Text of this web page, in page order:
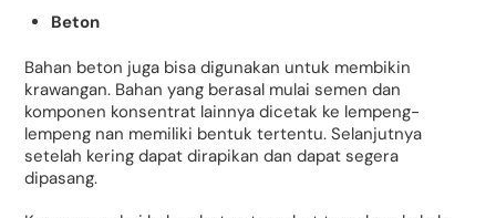
Beton
Bahan beton juga bisa digunakan untuk membikin
krawangan. Bahan yang berasal mulai semen dan
komponen konsentrat lainnya dicetak ke lempeng-
lempeng nan memiliki bentuk tertentu. Selanjutnya
setelah kering dapat dirapikan dan dapat segera
dipasang.